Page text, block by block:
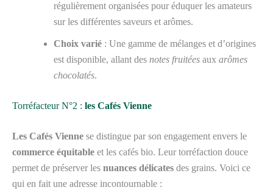
régulièrement organisées pour éduquer les amateurs
sur les différentes saveurs et arômes.
Choix varié : Une gamme de mélanges et d’origines
est disponible, allant des notes fruitées aux arômes
chocolatés.
Torréfacteur N°2 : les Cafés Vienne
Les Cafés Vienne se distingue par son engagement envers le
commerce équitable et les cafés bio. Leur torréfaction douce
permet de préserver les nuances délicates des grains. Voici ce
qui en fait une adresse incontournable :